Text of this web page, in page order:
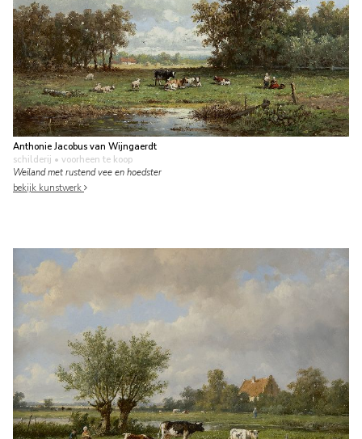
Anthonie Jacobus van Wijngaerdt
schilderij • voorheen te koop
Weiland met rustend vee en hoedster
bekijk kunstwerk